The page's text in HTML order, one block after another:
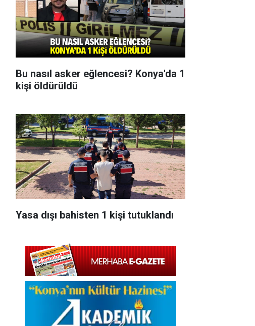
Bu nasıl asker eğlencesi? Konya'da 1
kişi öldürüldü
Yasa dışı bahisten 1 kişi tutuklandı